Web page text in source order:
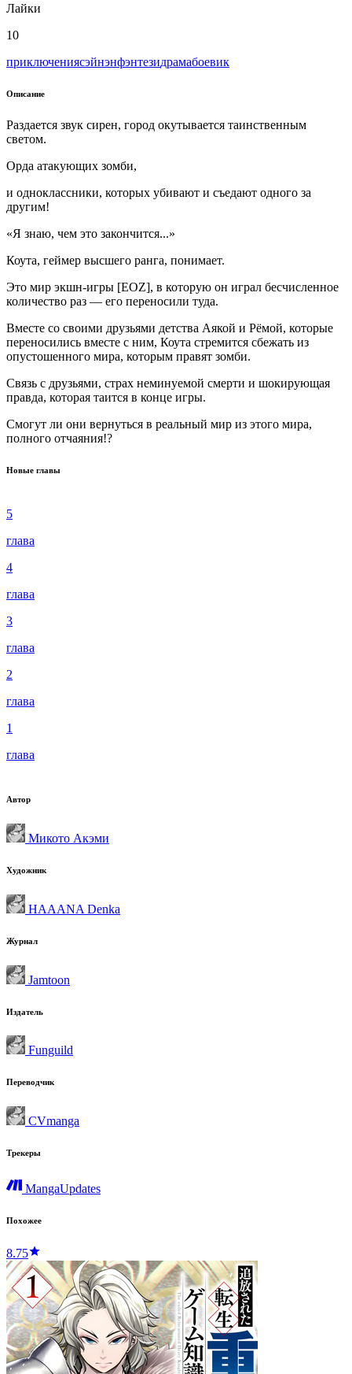
Лайки
10
приключениясэйнэнфэнтезидрамабоевик
Описание
Раздается звук сирен, город окутывается таинственным
светом.
Орда атакующих зомби,
и одноклассники, которых убивают и съедают одного за
другим!
«Я знаю, чем это закончится...»
Коута, геймер высшего ранга, понимает.
Это мир экшн-игры [EOZ], в которую он играл бесчисленное
количество раз — его переносили туда.
Вместе со своими друзьями детства Аякой и Рёмой, которые
переносились вместе с ним, Коута стремится сбежать из
опустошенного мира, которым правят зомби.
Связь с друзьями, страх неминуемой смерти и шокирующая
правда, которая таится в конце игры.
Смогут ли они вернуться в реальный мир из этого мира,
полного отчаяния!?
Новые главы
5
глава
4
глава
3
глава
2
глава
1
глава
Автор
Микото Акэми
Художник
HAAANA Denka
Журнал
Jamtoon
Издатель
Funguild
Переводчик
CVmanga
Трекеры
MangaUpdates
Похожее
8.75